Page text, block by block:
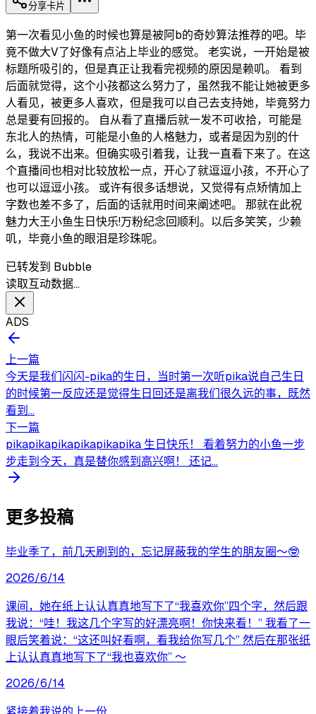
分享卡片
第一次看见小鱼的时候也算是被阿b的奇妙算法推荐的吧。毕
竟不做大V了好像有点沾上毕业的感觉。 老实说，一开始是被
标题所吸引的，但是真正让我看完视频的原因是赖叽。 看到
后面就觉得，这个小孩都这么努力了，虽然我不能让她被更多
人看见，被更多人喜欢，但是我可以自己去支持她，毕竟努力
总是要有回报的。 自从看了直播后就一发不可收拾，可能是
东北人的热情，可能是小鱼的人格魅力，或者是因为别的什
么，我说不出来。但确实吸引着我，让我一直看下来了。在这
个直播间也相对比较放松一点，开心了就逗逗小孩，不开心了
也可以逗逗小孩。 或许有很多话想说，又觉得有点矫情加上
字数也差不多了，后面的话就用时间来阐述吧。 那就在此祝
魅力大王小鱼生日快乐!万粉纪念回顺利。以后多笑笑，少赖
叽，毕竟小鱼的眼泪是珍珠呢。
已转发到 Bubble
读取互动数据…
ADS
上一篇
今天是我们闪闪-pika的生日，当时第一次听pika说自己生日
的时候第一反应还是觉得生日回还是离我们很久远的事，既然
看到...
下一篇
pikapikapikapikapikapika 生日快乐！ 看着努力的小鱼一步
步走到今天，真是替你感到高兴啊！ 还记...
更多投稿
毕业季了，前几天刷到的，忘记屏蔽我的学生的朋友圈～🤓
2026/6/14
课间，她在纸上认认真真地写下了“我喜欢你”四个字，然后跟
我说：“哇！我这几个字写的好漂亮啊！你快来看！” 我看了一
眼后笑着说：“这还叫好看啊，看我给你写几个” 然后在那张纸
上认认真真地写下了“我也喜欢你” ​～
2026/6/14